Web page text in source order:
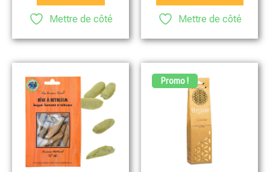
Mettre de côté Mettre de côté
Promo !